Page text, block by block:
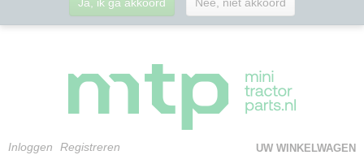
Inloggen Registreren
UW WINKELWAGEN